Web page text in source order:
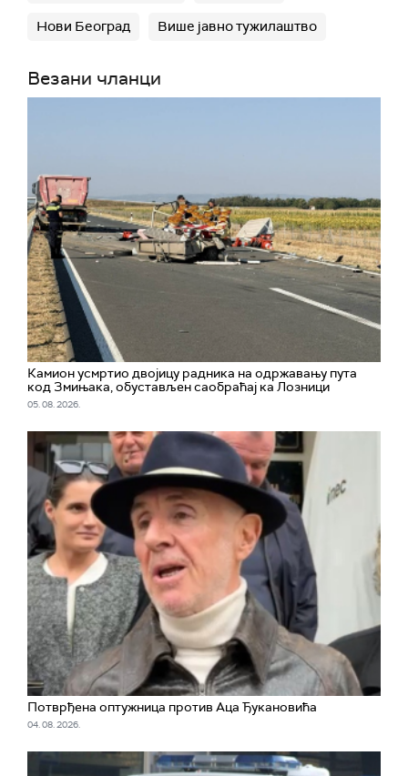
Нови Београд Више јавно тужилаштво
Везани чланци
Камион усмртио двојицу радника на одржавању пута
код Змињака, обустављен саобраћај ка Лозници
05. 08. 2026.
Потврђена оптужница против Аца Ђукановића
04. 08. 2026.